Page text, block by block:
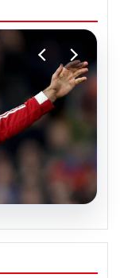
sonrası